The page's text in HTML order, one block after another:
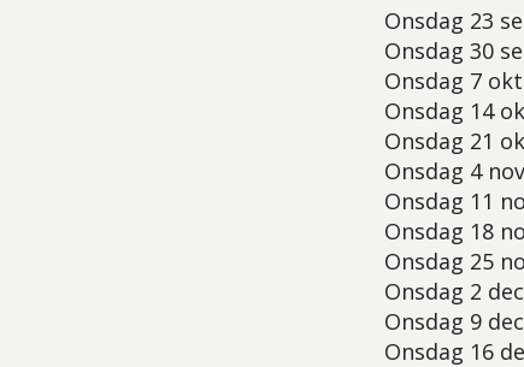
Onsdag 23
Onsdag 30
Onsdag 7
Onsdag 14
Onsdag 21
Onsdag 4
Onsdag 11
Onsdag 18
Onsdag 25
Onsdag 2
Onsdag 9
Onsdag 16